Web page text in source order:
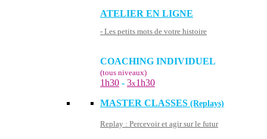
ATELIER EN LIGNE
- Les petits mots de votre histoire
COACHING INDIVIDUEL
(tous niveaux)
1h30 - 3x1h30
MASTER CLASSES (Replays)
Replay : Percevoir et agir sur le futur